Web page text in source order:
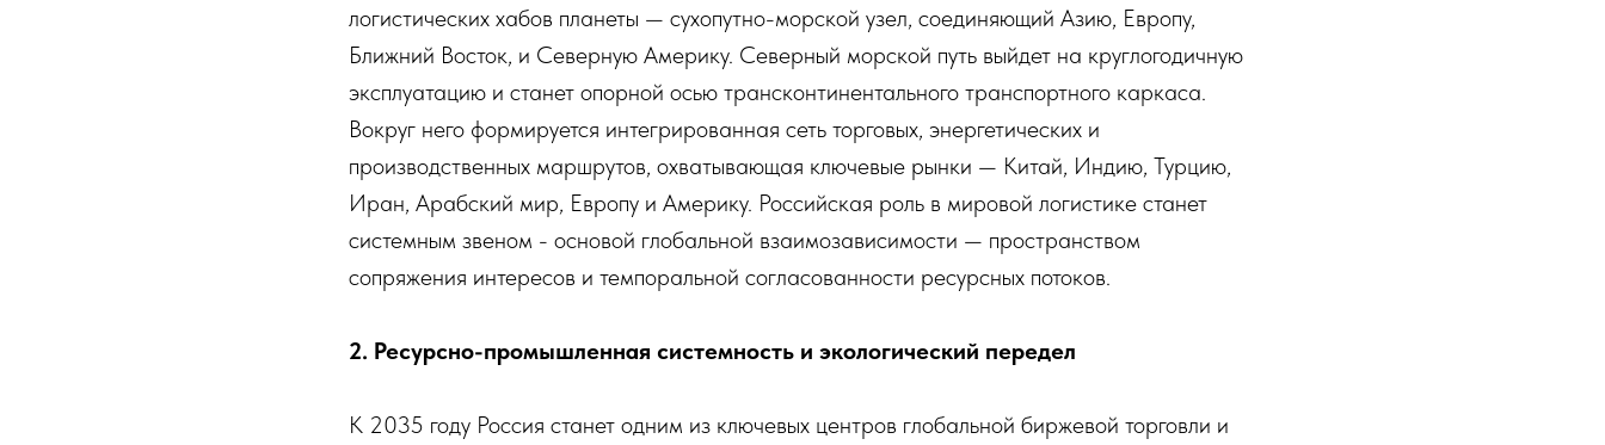
логистических хабов планеты — сухопутно-морской узел, соединяющий Азию, Европу,
Ближний Восток, и Северную Америку. Северный морской путь выйдет на круглогодичную
эксплуатацию и станет опорной осью трансконтинентального транспортного каркаса.
Вокруг него формируется интегрированная сеть торговых, энергетических и
производственных маршрутов, охватывающая ключевые рынки — Китай, Индию, Турцию,
Иран, Арабский мир, Европу и Америку. Российская роль в мировой логистике станет
системным звеном - основой глобальной взаимозависимости — пространством
сопряжения интересов и темпоральной согласованности ресурсных потоков.
2. Ресурсно-промышленная системность и экологический передел
К 2035 году Россия станет одним из ключевых центров глобальной биржевой торговли и